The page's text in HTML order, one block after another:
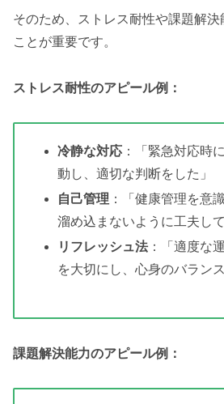
そのため、ストレス耐性や課題解
ことが重要です。
ストレス耐性のアピール例：
冷静な対応 ：「緊急対応時
動し、適切な判断をした」
自己管理 ：「健康管理を意
溜め込まないように工夫して
リフレッシュ法 ：「適度な
を大切にし、心身のバラン
課題解決能力のアピール例：